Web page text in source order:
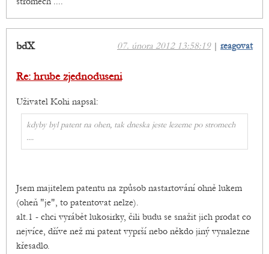
07. února 2012 13:58:19| reagovat
bdX
Re: hrube zjednoduseni
Uživatel Kohi napsal:
kdyby byl patent na ohen, tak dneska jeste lezeme po stromech
....
Jsem majitelem patentu na způsob nastartování ohně lukem
(oheň "je", to patentovat nelze).
alt.1 - chci vyrábět lukosirky, čili budu se snažit jich prodat co
nejvíce, dříve než mi patent vyprší nebo někdo jiný vynalezne
křesadlo.